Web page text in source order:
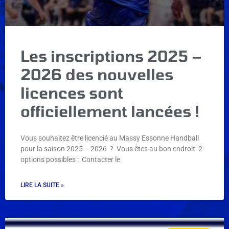
Les inscriptions 2025 –
2026 des nouvelles
licences sont
officiellement lancées !
Vous souhaitez être licencié au Massy Essonne Handball
pour la saison 2025 – 2026 ? Vous êtes au bon endroit 2
options possibles : Contacter le
LIRE LA SUITE »